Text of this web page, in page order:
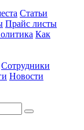
Статьи
Прайс листы
Как
Сотрудники
Новости